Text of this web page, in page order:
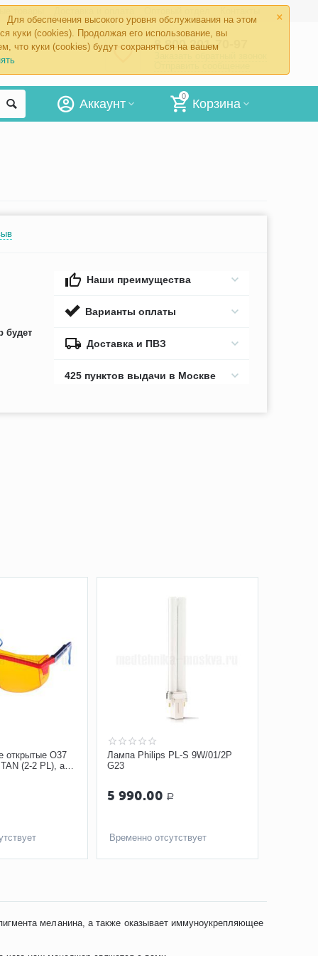
×
Для обеспечения высокого уровня обслуживания на этом
куки (cookies). Продолжая его использование, вы
что куки (cookies) будут сохраняться на вашем
8 800 201-70-97
0
Корзина
Аккаунт
будет
Наши преимущества
Варианты оплаты
Доставка и ПВЗ
425 пунктов выдачи в Москве
открытые O37
(2-2 PL), арт.
Лампа Philips PL-S 9W/01/2P
G23
5 990.00 Р
Временно отсутствует
меланина, а также оказывает иммуноукрепляющее